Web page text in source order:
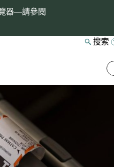
器—請參閱
搜索